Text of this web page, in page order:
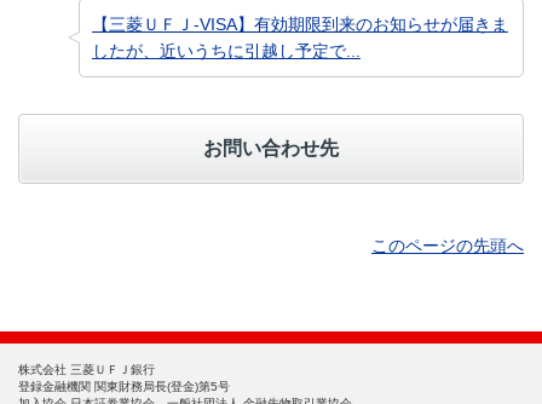
【三菱ＵＦＪ-VISA】有効期限到来のお知らせが届きま
したが、近いうちに引越し予定で...
お問い合わせ先
このページの先頭へ
株式会社 三菱ＵＦＪ銀行
登録金融機関 関東財務局長(登金)第5号